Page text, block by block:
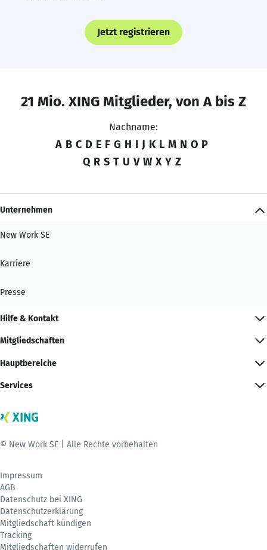
Jetzt registrieren
21 Mio. XING Mitglieder, von A bis Z
Nachname:
A B C D E F G H I J K L M N O P
Q R S T U V W X Y Z
Unternehmen
New Work SE
Karriere
Presse
Hilfe & Kontakt
Mitgliedschaften
Hauptbereiche
Services
© New Work SE | Alle Rechte vorbehalten
Impressum
AGB
Datenschutz bei XING
Datenschutzerklärung
Mitgliedschaft kündigen
Tracking
Mitgliedschaften widerrufen